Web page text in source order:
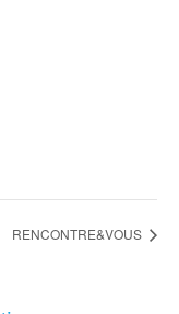
RENCONTRE&VOUS